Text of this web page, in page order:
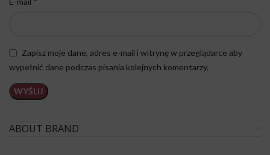
Zapisz moje dane, adres e-mail i witrynę w przeglądarce aby
wypełnić dane podczas pisania kolejnych komentarzy.
ABOUT BRAND